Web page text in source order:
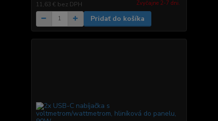
11,63 € bez DPH Zvyčajne 2-7 dni.
Pridať do košíka